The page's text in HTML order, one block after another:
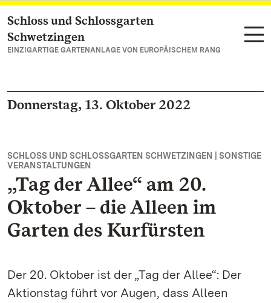
Zum Hauptinhalt springen
Schloss und Schlossgarten
Schwetzingen
EINZIGARTIGE GARTENANLAGE VON EUROPÄISCHEM RANG
Donnerstag, 13. Oktober 2022
SCHLOSS UND SCHLOSSGARTEN SCHWETZINGEN | SONSTIGE
VERANSTALTUNGEN
„Tag der Allee“ am 20.
Oktober – die Alleen im
Garten des Kurfürsten
Der 20. Oktober ist der „Tag der Allee“: Der
Aktionstag führt vor Augen, dass Alleen